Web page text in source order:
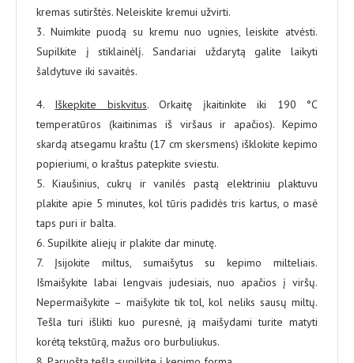
kremas sutirštės. Neleiskite kremui užvirti.
3. Nuimkite puodą su kremu nuo ugnies, leiskite atvėsti.
Supilkite į stiklainėlį. Sandariai uždarytą galite laikyti
šaldytuve iki savaitės.
4. Iškepkite biskvitus. Orkaitę įkaitinkite iki 190 °C
temperatūros (kaitinimas iš viršaus ir apačios). Kepimo
skardą atsegamu kraštu (17 cm skersmens) išklokite kepimo
popieriumi, o kraštus patepkite sviestu.
5. Kiaušinius, cukrų ir vanilės pastą elektriniu plaktuvu
plakite apie 5 minutes, kol tūris padidės tris kartus, o masė
taps puri ir balta.
6. Supilkite aliejų ir plakite dar minutę.
7. Įsijokite miltus, sumaišytus su kepimo milteliais.
Išmaišykite labai lengvais judesiais, nuo apačios į viršų.
Nepermaišykite – maišykite tik tol, kol neliks sausų miltų.
Tešla turi išlikti kuo puresnė, ją maišydami turite matyti
korėtą tekstūrą, mažus oro burbuliukus.